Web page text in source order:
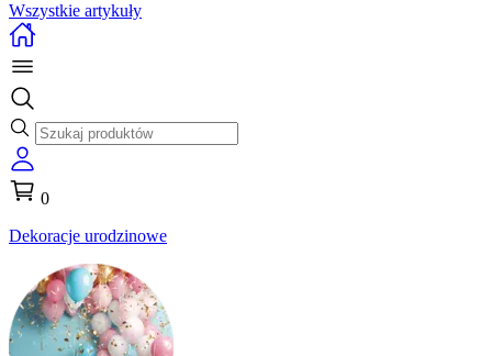
Wszystkie artykuły
0
Dekoracje urodzinowe